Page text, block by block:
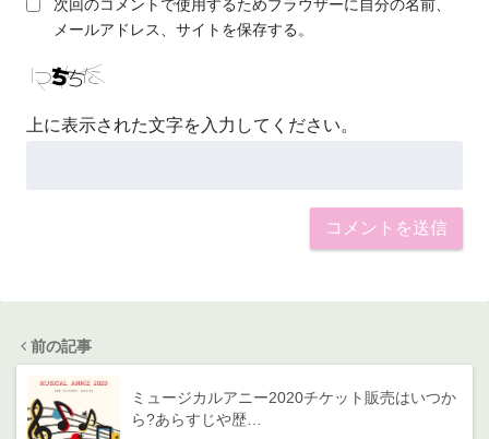
次回のコメントで使用するためブラウザーに自分の名前、
メールアドレス、サイトを保存する。
上に表示された文字を入力してください。
前の記事
ミュージカルアニー2020チケット販売はいつか
ら?あらすじや歴…